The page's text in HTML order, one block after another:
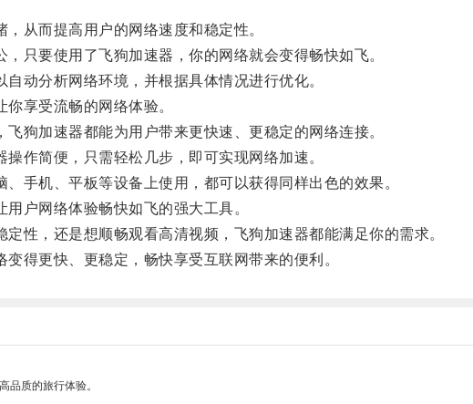
从而提高用户的网络速度和稳定性。
要使用了飞狗加速器，你的网络就会变得畅快如飞。
分析网络环境，并根据具体情况进行优化。
享受流畅的网络体验。
加速器都能为用户带来更快速、更稳定的网络连接。
简便，只需轻松几步，即可实现网络加速。
机、平板等设备上使用，都可以获得同样出色的效果。
户网络体验畅快如飞的强大工具。
，还是想顺畅观看高清视频，飞狗加速器都能满足你的需求。
更快、更稳定，畅快享受互联网带来的便利。
品质的旅行体验。